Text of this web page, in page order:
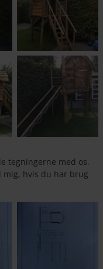
tegningerne med os.
mig, hvis du har brug